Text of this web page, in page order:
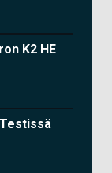
K2 HE